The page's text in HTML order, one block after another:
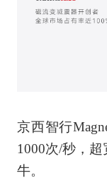
京西智行
1000次/秒，
牛。